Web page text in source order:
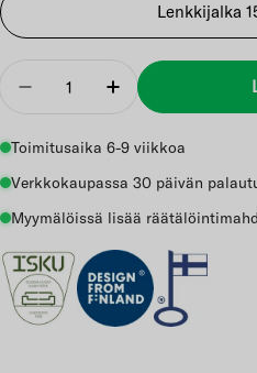
Lenkkijalka
Vähennä Lisää
Toimitusaika 6-9 viikkoa
Verkkokaupassa 30 päivän
Myymälöissä lisää